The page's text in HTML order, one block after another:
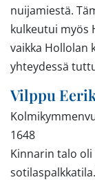
nuijamiestä.
kulkeutui myös
vaikka Hollolan
yhteydessä
Vilppu
1648
Kinnarin talo